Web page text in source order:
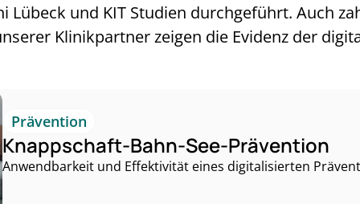
Lübeck und KIT Studien durchgeführt. Auch
Klinikpartner zeigen die Evidenz der
Prävention
Knappschaft-Bahn-See-Prävention
Anwendbarkeit und Effektivität eines digitalisierten